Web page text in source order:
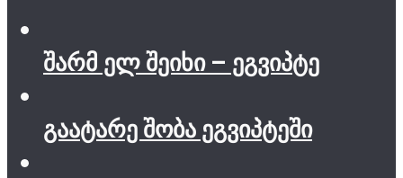
შარმ ელ შეიხი – ეგვიპტე
გაატარე შობა ეგვიპტეში